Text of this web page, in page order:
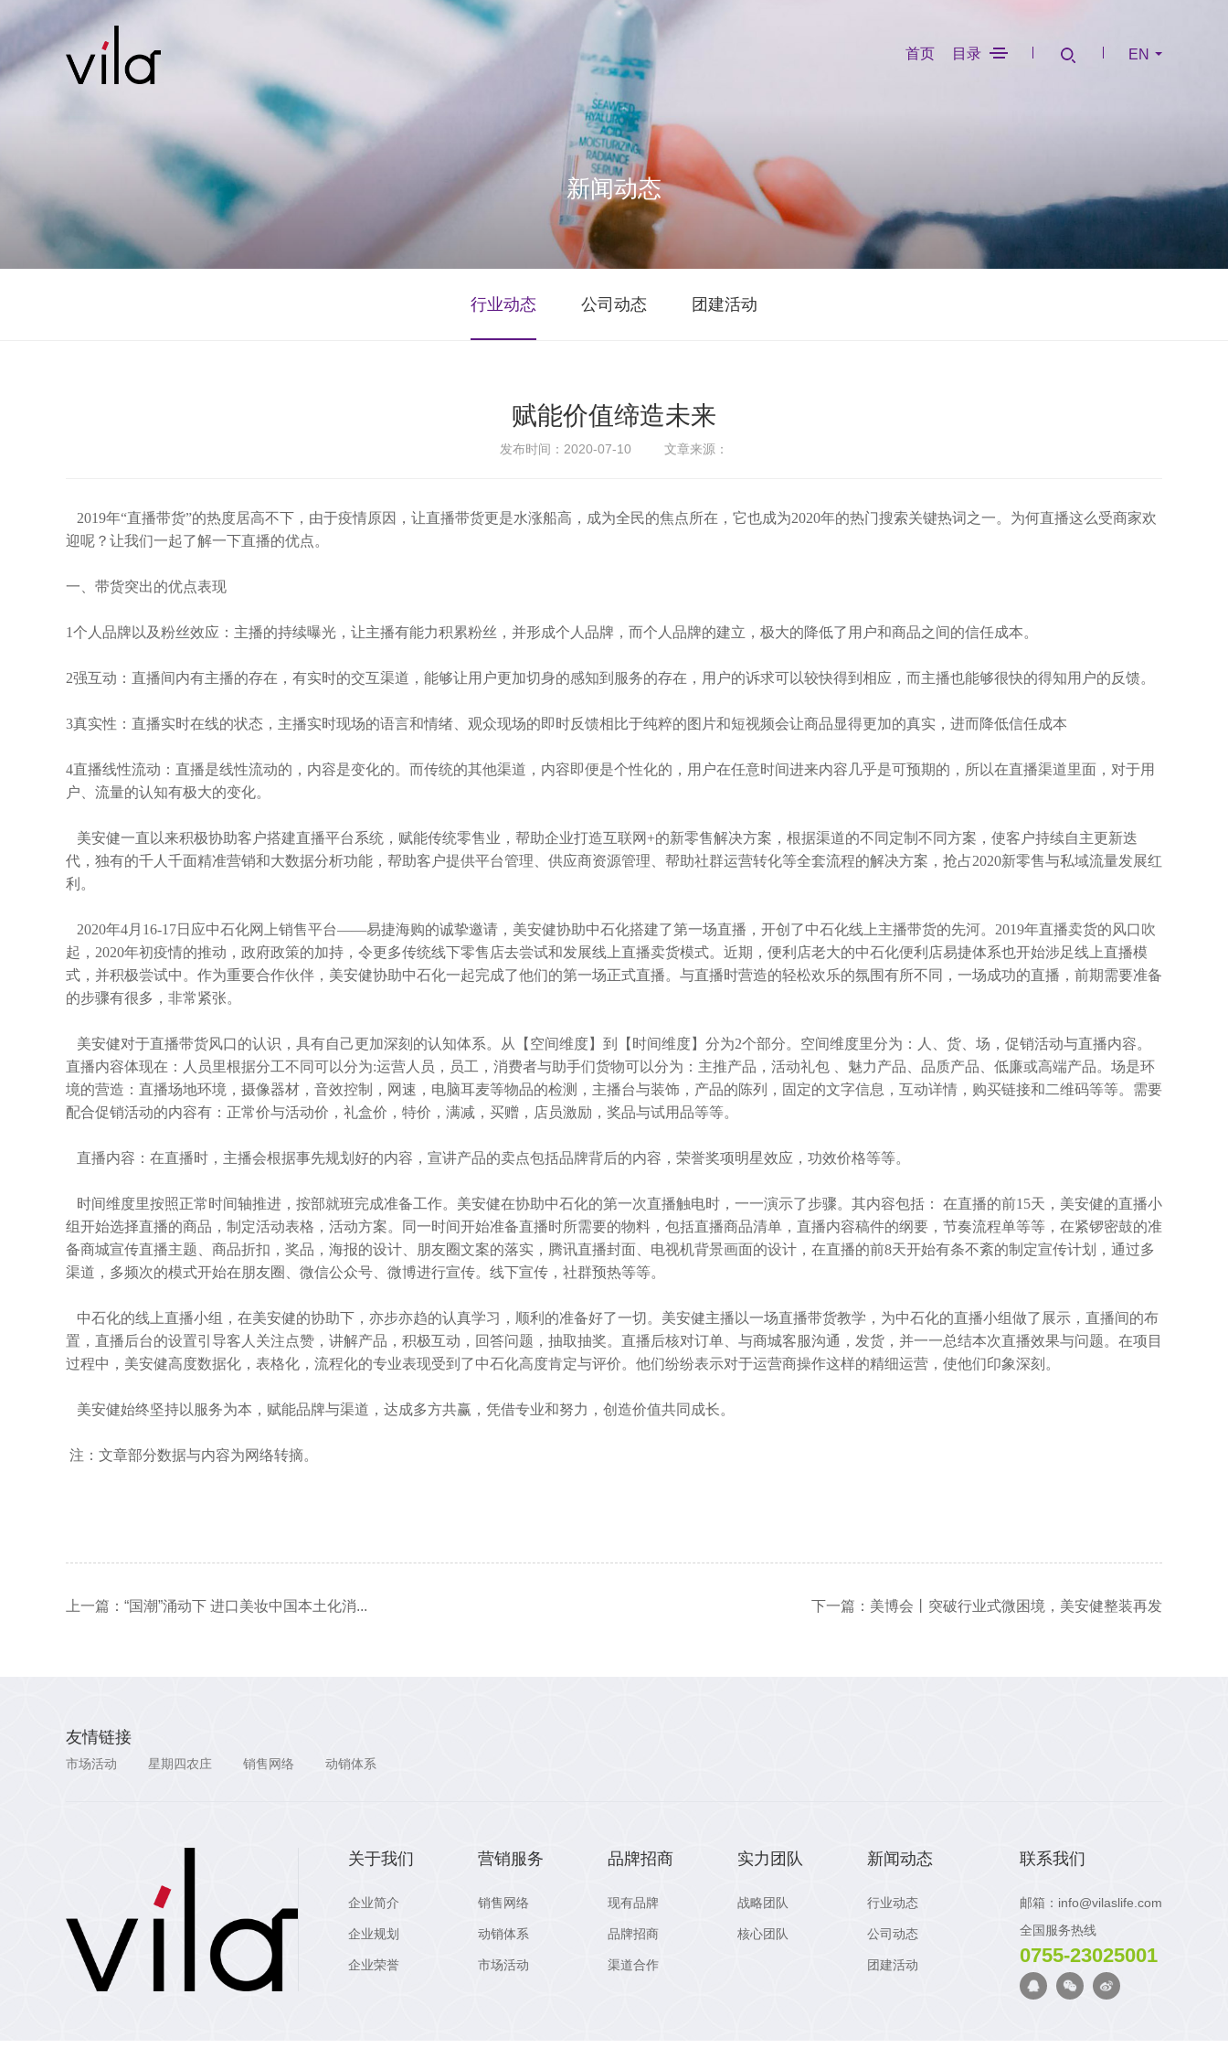
首页 目录 EN
新闻动态
行业动态 公司动态 团建活动
赋能价值缔造未来
发布时间：2020-07-10 文章来源：
2019年“直播带货”的热度居高不下，由于疫情原因，让直播带货更是水涨船高，成为全民的焦点所在，它也成为2020年的热门搜索关键热词之一。为何直播这么受商家欢
迎呢？让我们一起了解一下直播的优点。
一、带货突出的优点表现
1个人品牌以及粉丝效应： 主播的持续曝光，让主播有能力积累粉丝，并形成个人品牌，而个人品牌的建立，极大的降低了用户和商品之间的信任成本。
2强互动： 直播间内有主播的存在，有实时的交互渠道，能够让用户更加切身的感知到服务的存在，用户的诉求可以较快得到相应，而主播也能够很快的得知用户的反馈。
3真实性： 直播实时在线的状态，主播实时现场的语言和情绪、观众现场的即时反馈相比于纯粹的图片和短视频会让商品显得更加的真实，进而降低信任成本
4直播线性流动： 直播是线性流动的，内容是变化的。而传统的其他渠道，内容即便是个性化的，用户在任意时间进来内容几乎是可预期的，所以在直播渠道里面，对于用
户、流量的认知有极大的变化。
美安健一直以来积极协助客户搭建直播平台系统，赋能传统零售业，帮助企业打造互联网+的新零售解决方案，根据渠道的不同定制不同方案，使客户持续自主更新迭
代，独有的千人千面精准营销和大数据分析功能，帮助客户提供平台管理、供应商资源管理、帮助社群运营转化等全套流程的解决方案，抢占2020新零售与私域流量发展红
利。
2020年4月16-17日应中石化网上销售平台——易捷海购的诚挚邀请，美安健协助中石化搭建了第一场直播，开创了中石化线上主播带货的先河。 2019年直播卖货的风口吹
起，2020年初疫情的推动，政府政策的加持，令更多传统线下零售店去尝试和发展线上直播卖货模式。近期，便利店老大的中石化便利店易捷体系也开始涉足线上直播模
式，并积极尝试中。作为重要合作伙伴，美安健协助中石化一起完成了他们的第一场正式直播。与直播时营造的轻松欢乐的氛围有所不同，一场成功的直播，前期需要准备
的步骤有很多，非常紧张。
美安健对于直播带货风口的认识，具有自己更加深刻的认知体系。从【空间维度】到【时间维度】分为2个部分。空间维度里分为：人、货、场，促销活动与直播内容。
直播内容体现在：人员里根据分工不同可以分为:运营人员，员工，消费者与助手们货物可以分为：主推产品，活动礼包 、魅力产品、品质产品、低廉或高端产品。场是环
境的营造：直播场地环境，摄像器材，音效控制，网速，电脑耳麦等物品的检测，主播台与装饰，产品的陈列，固定的文字信息，互动详情，购买链接和二维码等等。需要
配合促销活动的内容有：正常价与活动价，礼盒价，特价，满减，买赠，店员激励，奖品与试用品等等。
直播内容：在直播时，主播会根据事先规划好的内容，宣讲产品的卖点包括品牌背后的内容，荣誉奖项明星效应，功效价格等等。
时间维度里按照正常时间轴推进，按部就班完成准备工作。美安健在协助中石化的第一次直播触电时，一一演示了步骤。其内容包括： 在直播的前15天，美安健的直播小
组开始选择直播的商品，制定活动表格，活动方案。同一时间开始准备直播时所需要的物料，包括直播商品清单，直播内容稿件的纲要，节奏流程单等等，在紧锣密鼓的准
备商城宣传直播主题、商品折扣，奖品，海报的设计、朋友圈文案的落实，腾讯直播封面、电视机背景画面的设计，在直播的前8天开始有条不紊的制定宣传计划，通过多
渠道，多频次的模式开始在朋友圈、微信公众号、微博进行宣传。线下宣传，社群预热等等。
中石化的线上直播小组，在美安健的协助下，亦步亦趋的认真学习，顺利的准备好了一切。美安健主播以一场直播带货教学，为中石化的直播小组做了展示，直播间的布
置，直播后台的设置引导客人关注点赞，讲解产品，积极互动，回答问题，抽取抽奖。直播后核对订单、与商城客服沟通，发货，并一一总结本次直播效果与问题。在项目
过程中，美安健高度数据化，表格化，流程化的专业表现受到了中石化高度肯定与评价。他们纷纷表示对于运营商操作这样的精细运营，使他们印象深刻。
美安健始终坚持以服务为本，赋能品牌与渠道，达成多方共赢，凭借专业和努力，创造价值共同成长。
注：文章部分数据与内容为网络转摘。
上一篇：“国潮”涌动下 进口美妆中国本土化消... 下一篇：美博会丨突破行业式微困境，美安健整装再发
友情链接
市场活动 星期四农庄 销售网络 动销体系
关于我们
企业简介
企业规划
企业荣誉
营销服务
销售网络
动销体系
市场活动
品牌招商
现有品牌
品牌招商
渠道合作
实力团队
战略团队
核心团队
新闻动态
行业动态
公司动态
团建活动
联系我们
邮箱：info@vilaslife.com
全国服务热线
0755-23025001